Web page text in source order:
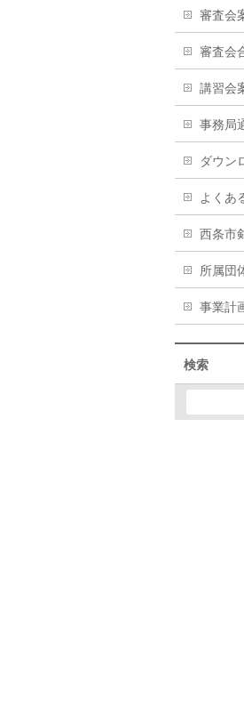
審査会
審査会
講習会
事務局
ダウン
よくあ
西条市
所属団
事業計
検索